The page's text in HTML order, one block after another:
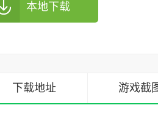
本地下载
下载地址 游戏截